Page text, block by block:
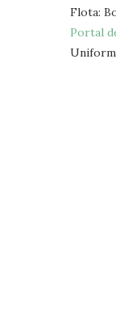
Flota:
Portal